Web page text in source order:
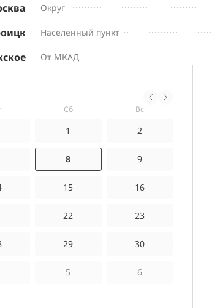
Округ
Населенный пункт
От МКАД
сб вс
1 2
8 9
15 16
22 23
29 30
5 6